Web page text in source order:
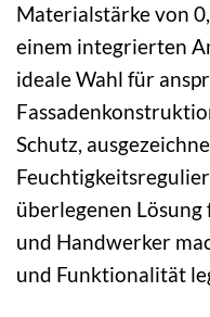
Materialstärke von
einem integrierten
ideale Wahl für
Schutz,
überlegenen
und Handwerker
und Funktionalität